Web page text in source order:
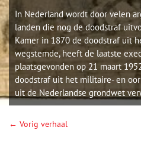
In Nederland wordt door velen
landen die nog de doodstraf
Kamer in 1870 de doodstraf uit
wegstemde, heeft de laatste
plaatsgevonden op 21 maart
doodstraf uit het militaire- en
uit de Nederlandse grondwet
← Vorig verhaal